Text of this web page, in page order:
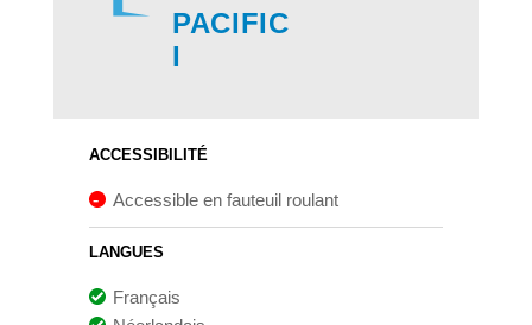
PACIFIC
I
ACCESSIBILITÉ
Accessible en fauteuil roulant
LANGUES
Français